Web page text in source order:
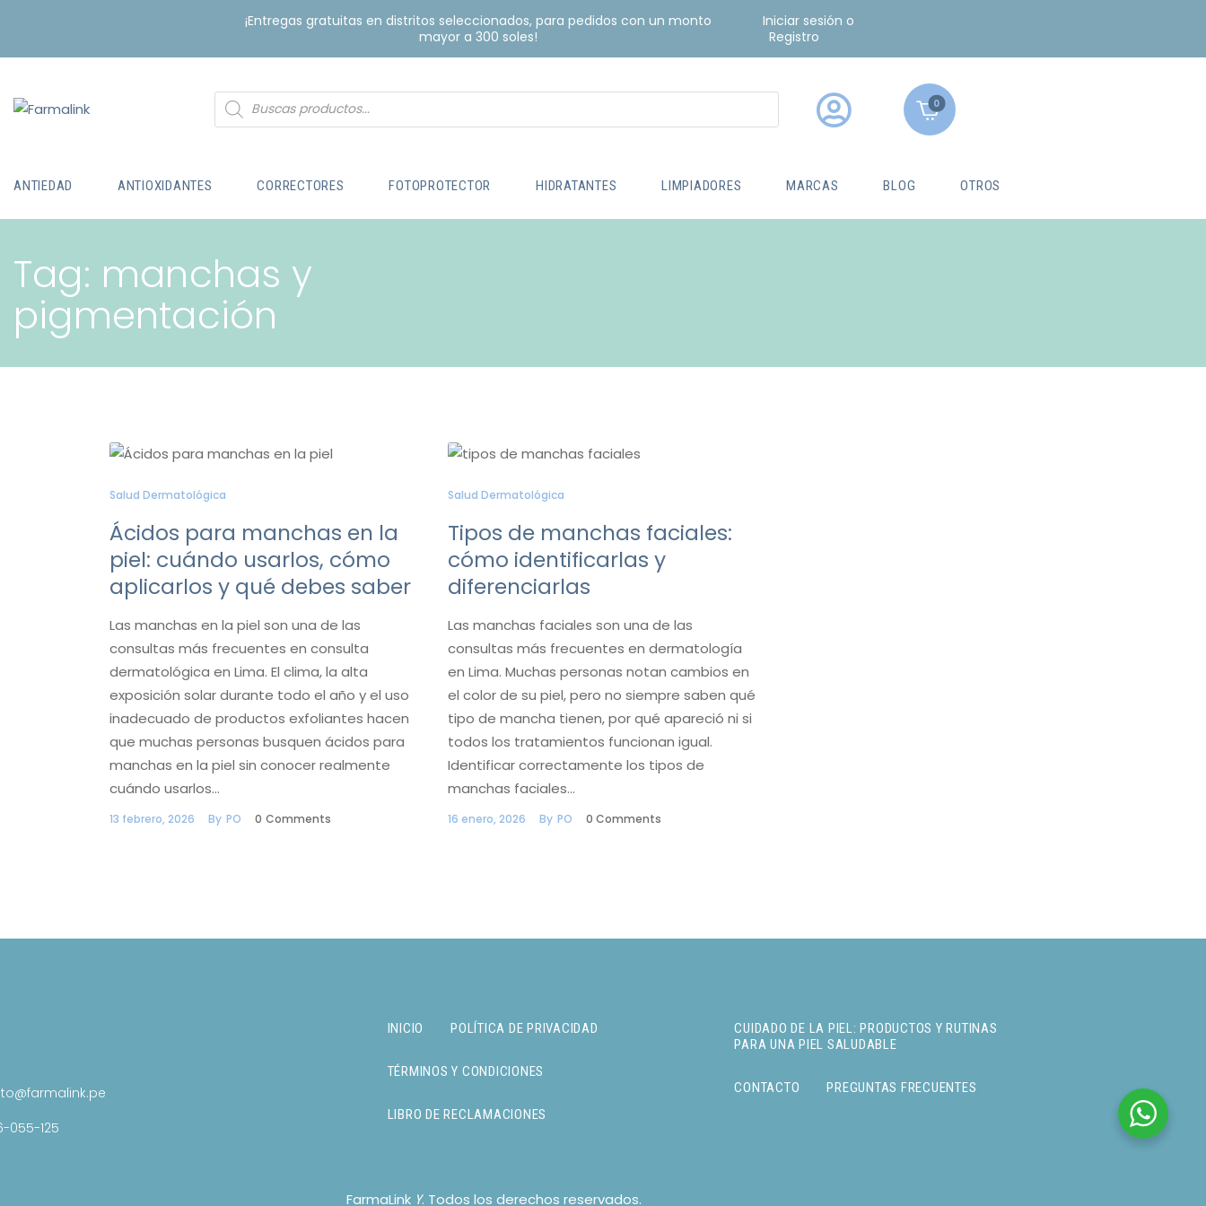
¡Entregas gratuitas en distritos seleccionados, para pedidos con un monto
mayor a 300 soles!
Iniciar sesión o
Registro
0
ANTIEDAD ANTIOXIDANTES CORRECTORES FOTOPROTECTOR HIDRATANTES LIMPIADORES MARCAS BLOG OTROS
Tag: manchas y
pigmentación
Salud Dermatológica
Ácidos para manchas en la
piel: cuándo usarlos, cómo
aplicarlos y qué debes saber
Las manchas en la piel son una de las
consultas más frecuentes en consulta
dermatológica en Lima. El clima, la alta
exposición solar durante todo el año y el uso
inadecuado de productos exfoliantes hacen
que muchas personas busquen ácidos para
manchas en la piel sin conocer realmente
cuándo usarlos…
13 febrero, 2026 By PO 0 Comments
Salud Dermatológica
Tipos de manchas faciales:
cómo identificarlas y
diferenciarlas
Las manchas faciales son una de las
consultas más frecuentes en dermatología
en Lima. Muchas personas notan cambios en
el color de su piel, pero no siempre saben qué
tipo de mancha tienen, por qué apareció ni si
todos los tratamientos funcionan igual.
Identificar correctamente los tipos de
manchas faciales…
16 enero, 2026 By PO 0 Comments
055-125
INICIO POLÍTICA DE PRIVACIDAD
TÉRMINOS Y CONDICIONES
LIBRO DE RECLAMACIONES
CUIDADO DE LA PIEL: PRODUCTOS Y RUTINAS
PARA UNA PIEL SALUDABLE
CONTACTO PREGUNTAS FRECUENTES
FarmaLink Y. Todos los derechos reservados.